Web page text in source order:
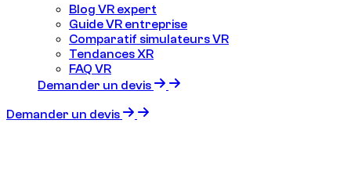
Blog VR expert
Guide VR entreprise
Comparatif simulateurs VR
Tendances XR
FAQ VR
Demander un devis
Demander un devis